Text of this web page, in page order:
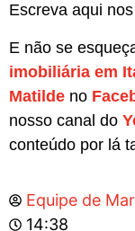
Escreva aqui
E não se
imobiliária em
Matilde no
nosso canal do
conteúdo por lá
Equipe de
14:38